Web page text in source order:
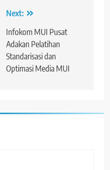
Next:
Infokom MUI Pusat
Adakan Pelatihan
Standarisasi dan
Optimasi Media MUI